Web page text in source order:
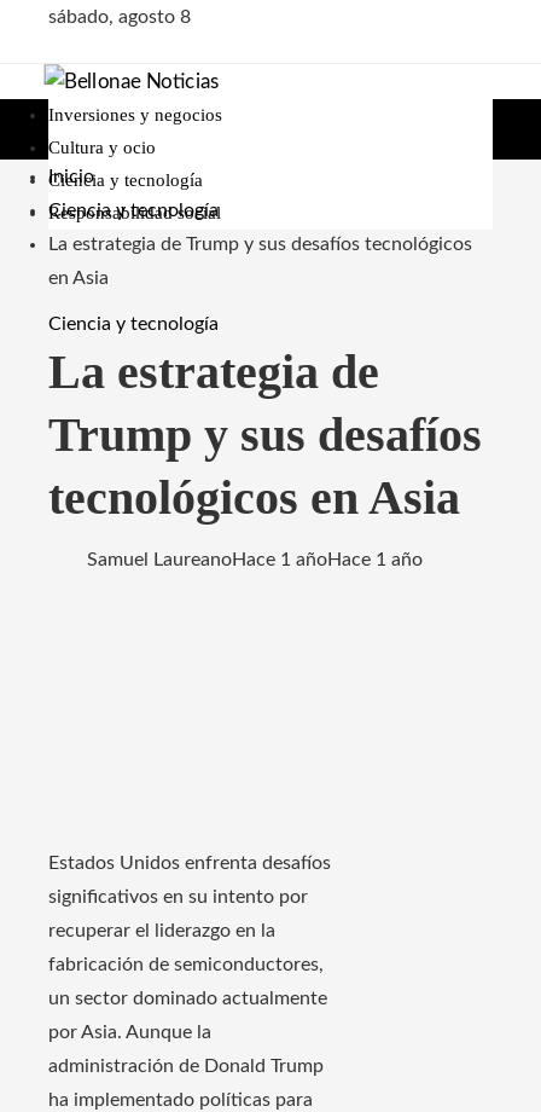
sábado, agosto 8
Inversiones y negocios
Cultura y ocio
Ciencia y tecnología
Responsabilidad social
Inicio
Ciencia y tecnología
La estrategia de Trump y sus desafíos tecnológicos
en Asia
Ciencia y tecnología
La estrategia de
Trump y sus desafíos
tecnológicos en Asia
Samuel LaureanoHace 1 añoHace 1 año
​Estados Unidos enfrenta desafíos
significativos en su intento por
recuperar el liderazgo en la
fabricación de semiconductores,
un sector dominado actualmente
por Asia. Aunque la
administración de Donald Trump
ha implementado políticas para